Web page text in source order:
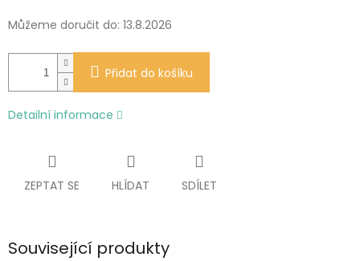
Můžeme doručit do: 13.8.2026
Přidat do košíku
Detailní informace
ZEPTAT SE HLÍDAT SDÍLET
Související produkty